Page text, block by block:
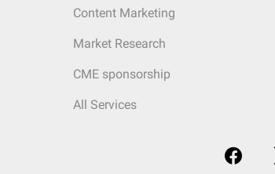
Content Marketing
Market Research
CME sponsorship
All Services